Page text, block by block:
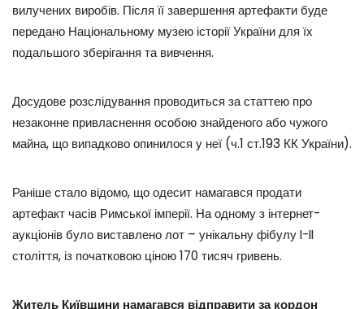
вилучених виробів. Після її завершення артефакти буде
передано Національному музею історії України для їх
подальшого зберігання та вивчення.
Досудове розслідування проводиться за статтею про
незаконне привласнення особою знайденого або чужого
майна, що випадково опинилося у неї (ч.1 ст.193 КК України).
Раніше стало відомо, що одесит намагався продати
артефакт часів Римської імперії. На одному з інтернет-
аукціонів було виставлено лот – унікальну фібулу I-II
століття, із початковою ціною 170 тисяч гривень.
Житель Київщини намагався відправити за кордон